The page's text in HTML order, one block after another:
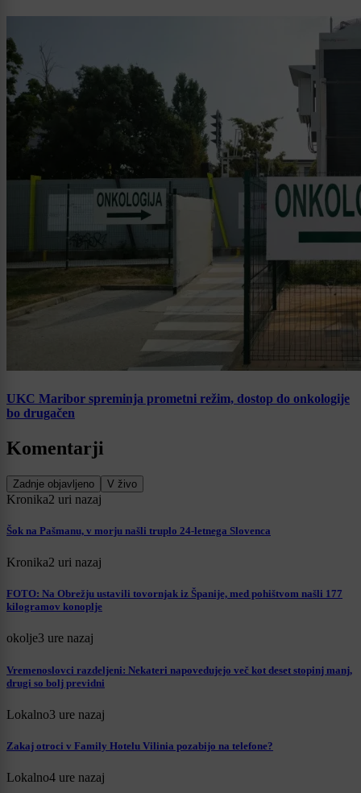
UKC Maribor spreminja prometni režim, dostop do onkologije
bo drugačen
Komentarji
Zadnje objavljeno V živo
Kronika2 uri nazaj
Šok na Pašmanu, v morju našli truplo 24-letnega Slovenca
Kronika2 uri nazaj
FOTO: Na Obrežju ustavili tovornjak iz Španije, med pohištvom našli 177
kilogramov konoplje
okolje3 ure nazaj
Vremenoslovci razdeljeni: Nekateri napovedujejo več kot deset stopinj manj,
drugi so bolj previdni
Lokalno3 ure nazaj
Zakaj otroci v Family Hotelu Vilinia pozabijo na telefone?
Lokalno4 ure nazaj